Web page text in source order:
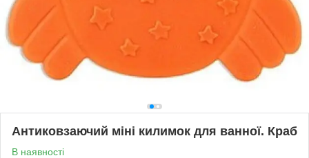
Антиковзаючий міні килимок для ванної. Краб
В наявності